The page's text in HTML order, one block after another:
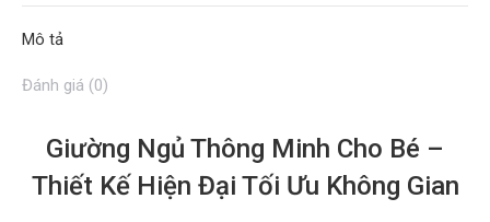
Mô tả
Đánh giá (0)
Giường Ngủ Thông Minh Cho Bé –
Thiết Kế Hiện Đại Tối Ưu Không Gian